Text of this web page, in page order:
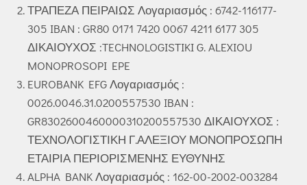
ΤΡΑΠΕΖΑ ΠΕΙΡΑΙΩΣ Λογαριασμός : 6742-116177-
305 IBAN : GR80 0171 7420 0067 4211 6177 305
ΔΙΚΑΙΟΥΧΟΣ :TECHNOLOGISTIKI G. ALEXIOU
MONOPROSOPI EPE
EUROBANK EFG Λογαριασμός :
0026.0046.31.0200557530 IBAN :
GR8302600460000310200557530 ΔΙΚΑΙΟΥΧΟΣ :
ΤΕΧΝΟΛΟΓΙΣΤΙΚΗ Γ.ΑΛΕΞΙΟΥ ΜΟΝΟΠΡΟΣΩΠΗ
ΕΤΑΙΡΙΑ ΠΕΡΙΟΡΙΣΜΕΝΗΣ ΕΥΘΥΝΗΣ
ALPHA BANK Λογαριασμός : 162-00-2002-003284